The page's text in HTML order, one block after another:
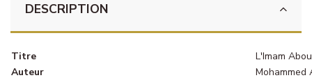
DESCRIPTION
Titre
L'Imam
Auteur
Mohammed